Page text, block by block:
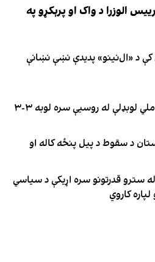
الوزرا د واک او پرېکړو په
د «ال‌نینو» پدیدې نښې نښانې
د افغانستان فوټسال ملي لوبډلې له روسیې سره لوبه ۳-۳
د سقوط د پیل پنځه کاله او
سترو قدرتونو سره اړیکې د سیاسي
کاروي